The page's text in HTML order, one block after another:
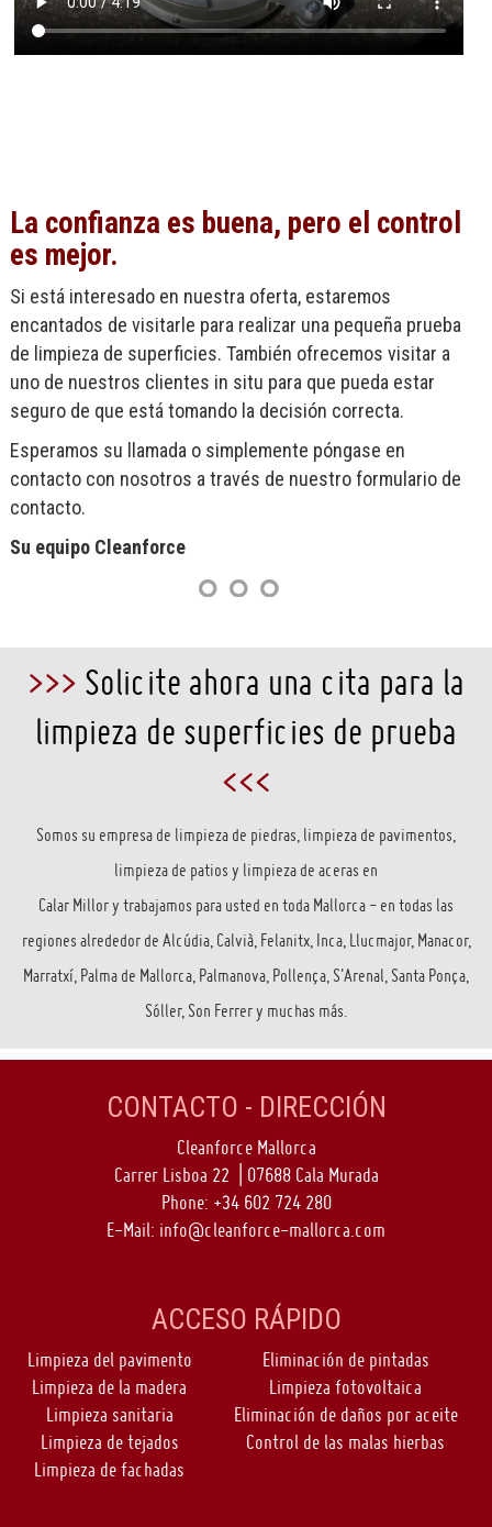
La confianza es buena, pero el control
es mejor.
Si está interesado en nuestra oferta, estaremos
encantados de visitarle para realizar una pequeña prueba
de limpieza de superficies. También ofrecemos visitar a
uno de nuestros clientes in situ para que pueda estar
seguro de que está tomando la decisión correcta.
Esperamos su llamada o simplemente póngase en
contacto con nosotros a través de nuestro formulario de
contacto.
Su equipo Cleanforce
>>> Solicite ahora una cita para la
limpieza de superficies de prueba
<<<
Somos su empresa de limpieza de piedras, limpieza de pavimentos,
limpieza de patios y limpieza de aceras en
Calar Millor y trabajamos para usted en toda Mallorca - en todas las
regiones alrededor de Alcúdia, Calvià, Felanitx, Inca, Llucmajor, Manacor,
Marratxí, Palma de Mallorca, Palmanova, Pollença, S'Arenal, Santa Ponça,
Sóller, Son Ferrer y muchas más.
CONTACTO - DIRECCIÓN
Cleanforce Mallorca
Carrer Lisboa 22 | 07688 Cala Murada
Phone: +34 602 724 280
E-Mail: info@cleanforce-mallorca.com
ACCESO RÁPIDO
Limpieza del pavimento
Limpieza de la madera
Limpieza sanitaria
Limpieza de tejados
Limpieza de fachadas
Eliminación de pintadas
Limpieza fotovoltaica
Eliminación de daños por aceite
Control de las malas hierbas